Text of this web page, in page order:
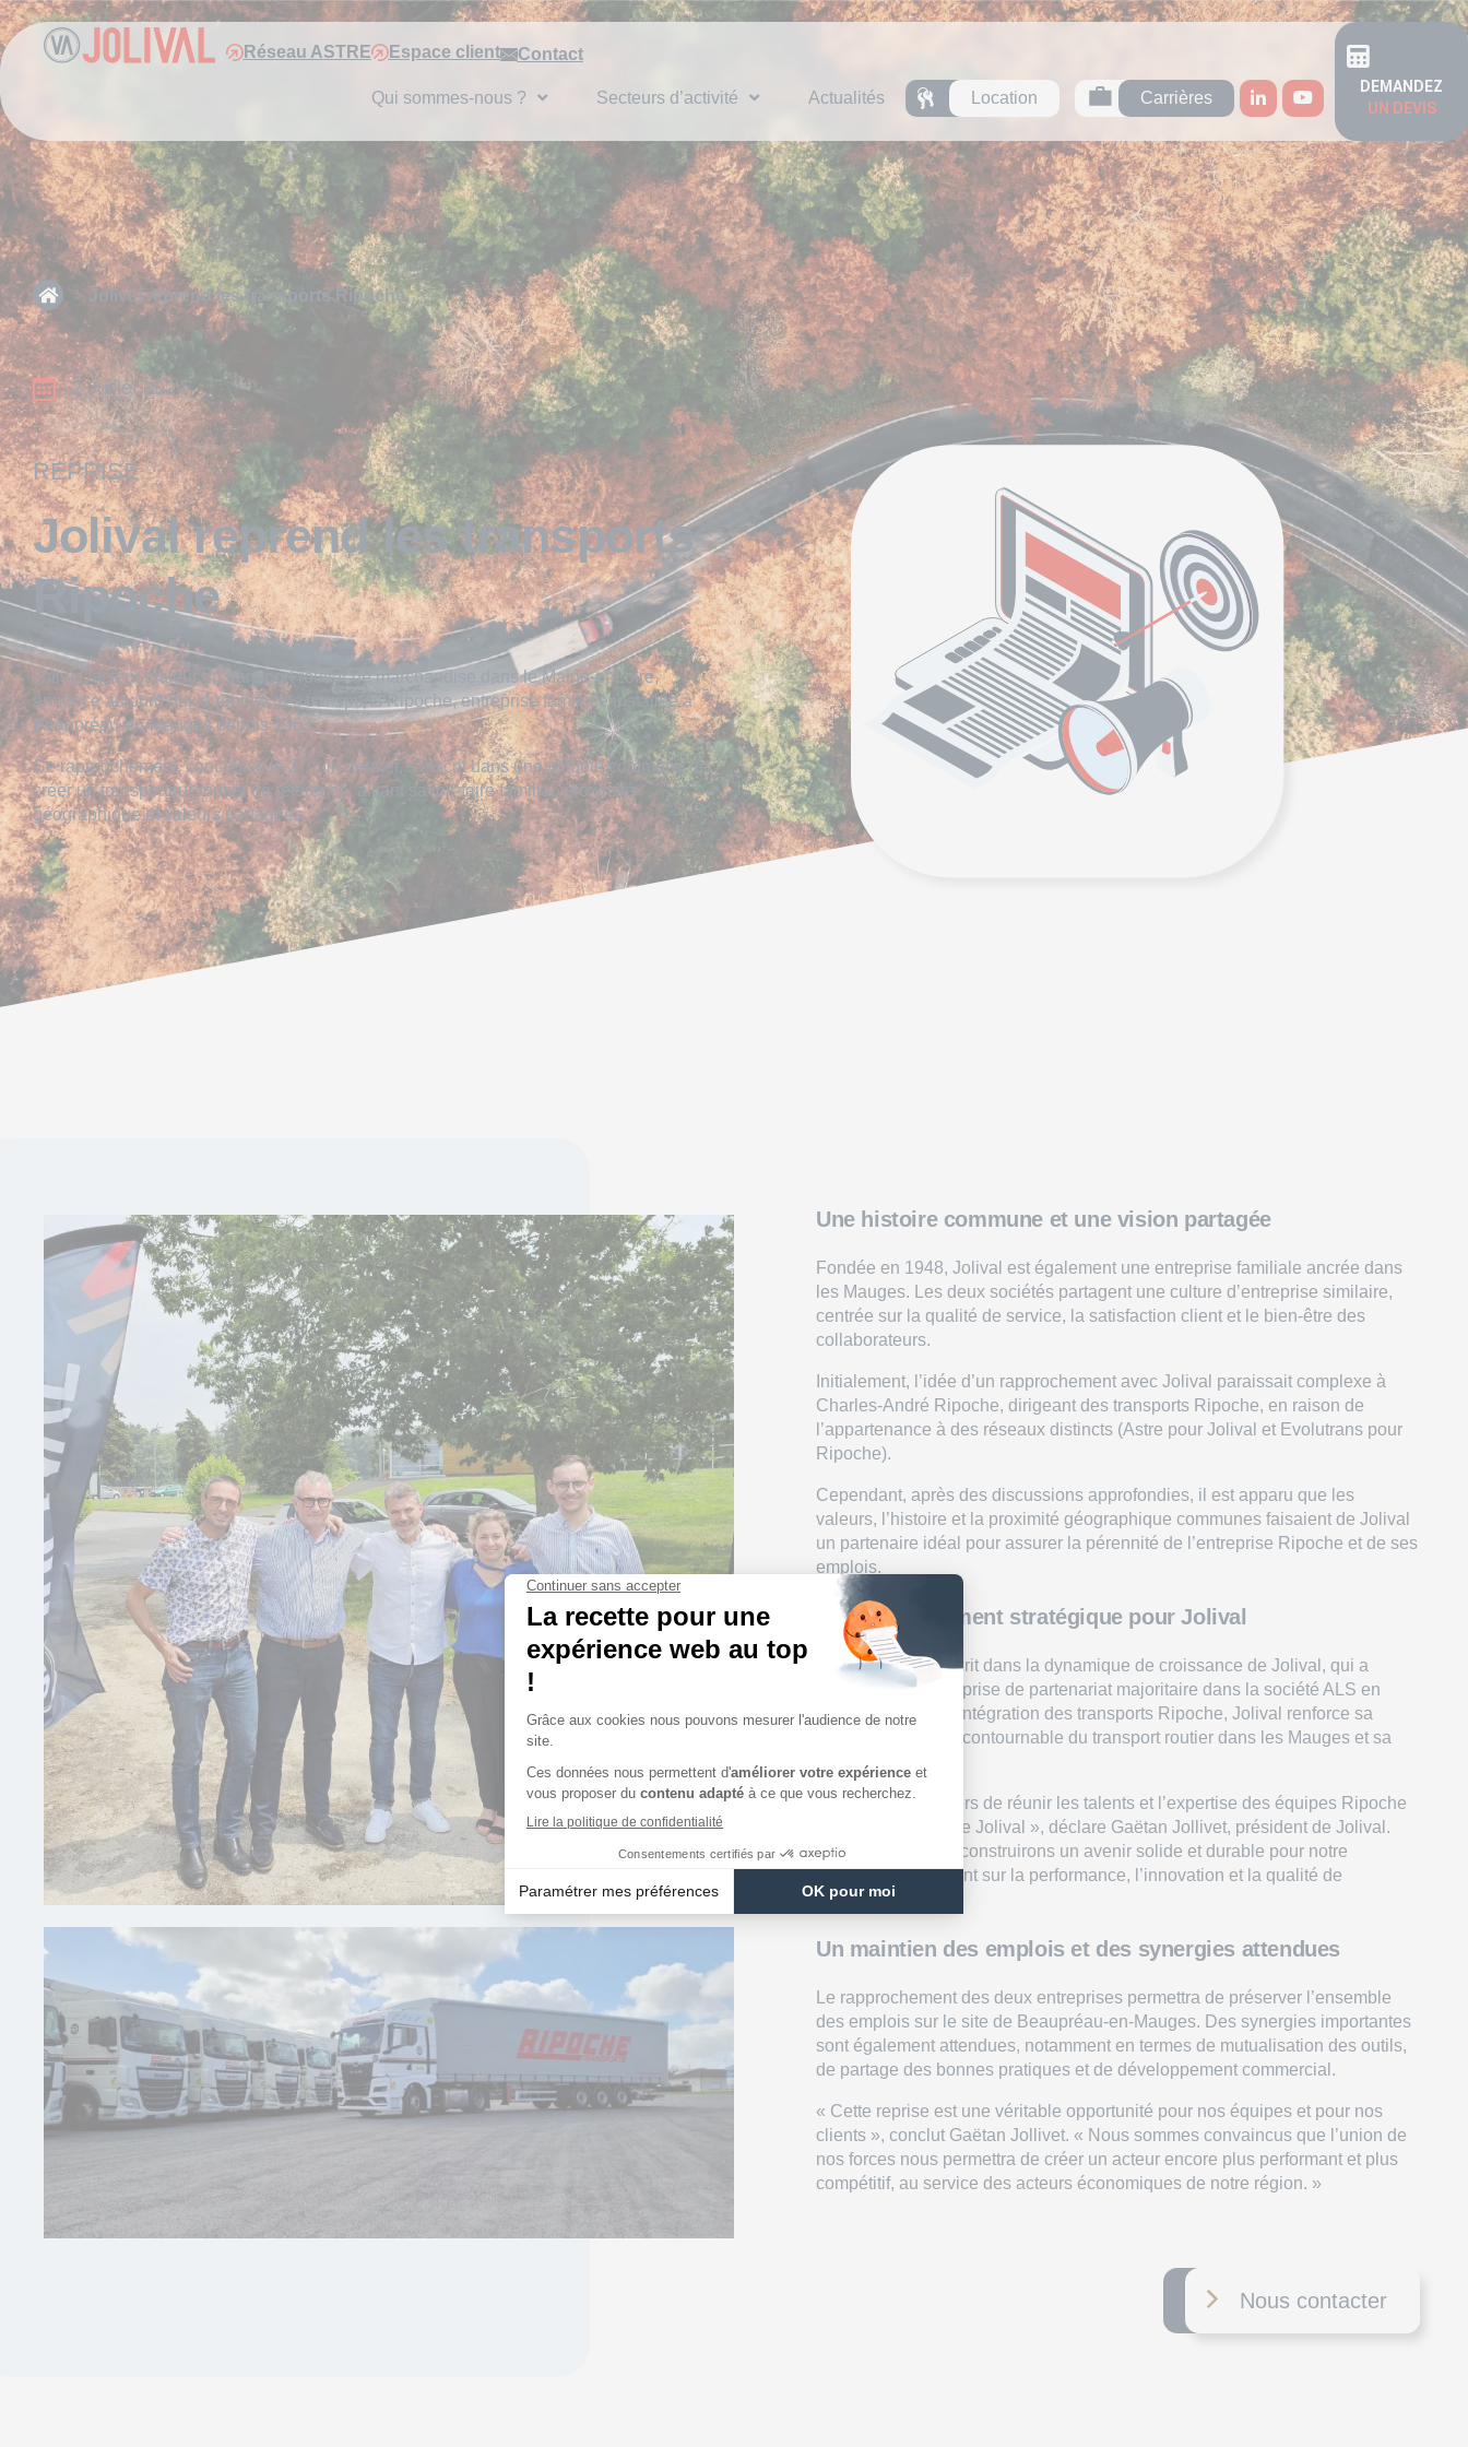
Réseau ASTRE Espace client Contact
Qui sommes-nous ? Secteurs d’activité Actualités Location Carrières
DEMANDEZ
UN DEVIS
Jolival reprend les transports Ripoche
2 Juillet 2024
REPRISE
Jolival reprend les transports
Ripoche
Jolival, acteur majeur du transport routier de marchandise dans le Maine-et-Loire,
annonce aujourd’hui la reprise des transports Ripoche, entreprise familiale installée à
Beaupréau-en-Mauges depuis 1963.
Ce rapprochement, concrétisé le 27 juin dernier, s’inscrit dans une volonté commune de
créer un transporteur routier de référence, alliant savoir-faire familial, proximité
géographique et valeurs partagées.
Une histoire commune et une vision partagée
Fondée en 1948, Jolival est également une entreprise familiale ancrée dans
les Mauges. Les deux sociétés partagent une culture d’entreprise similaire,
centrée sur la qualité de service, la satisfaction client et le bien-être des
collaborateurs.
Initialement, l’idée d’un rapprochement avec Jolival paraissait complexe à
Charles-André Ripoche, dirigeant des transports Ripoche, en raison de
l’appartenance à des réseaux distincts (Astre pour Jolival et Evolutrans pour
Ripoche).
Cependant, après des discussions approfondies, il est apparu que les
valeurs, l’histoire et la proximité géographique communes faisaient de Jolival
un partenaire idéal pour assurer la pérennité de l’entreprise Ripoche et de ses
emplois.
Un développement stratégique pour Jolival
Cette reprise s’inscrit dans la dynamique de croissance de Jolival, qui a
notamment acté la prise de partenariat majoritaire dans la société ALS en
mars 2023. Avec l’intégration des transports Ripoche, Jolival renforce sa
position d’acteur incontournable du transport routier dans les Mauges et sa
région.
« Nous sommes fiers de réunir les talents et l’expertise des équipes Ripoche
au sein de la famille Jolival », déclare Gaëtan Jollivet, président de Jolival.
« Ensemble, nous construirons un avenir solide et durable pour notre
entreprise, en misant sur la performance, l’innovation et la qualité de
service. »
Un maintien des emplois et des synergies attendues
Le rapprochement des deux entreprises permettra de préserver l’ensemble
des emplois sur le site de Beaupréau-en-Mauges. Des synergies importantes
sont également attendues, notamment en termes de mutualisation des outils,
de partage des bonnes pratiques et de développement commercial.
« Cette reprise est une véritable opportunité pour nos équipes et pour nos
clients », conclut Gaëtan Jollivet. « Nous sommes convaincus que l’union de
nos forces nous permettra de créer un acteur encore plus performant et plus
compétitif, au service des acteurs économiques de notre région. »
Nous contacter